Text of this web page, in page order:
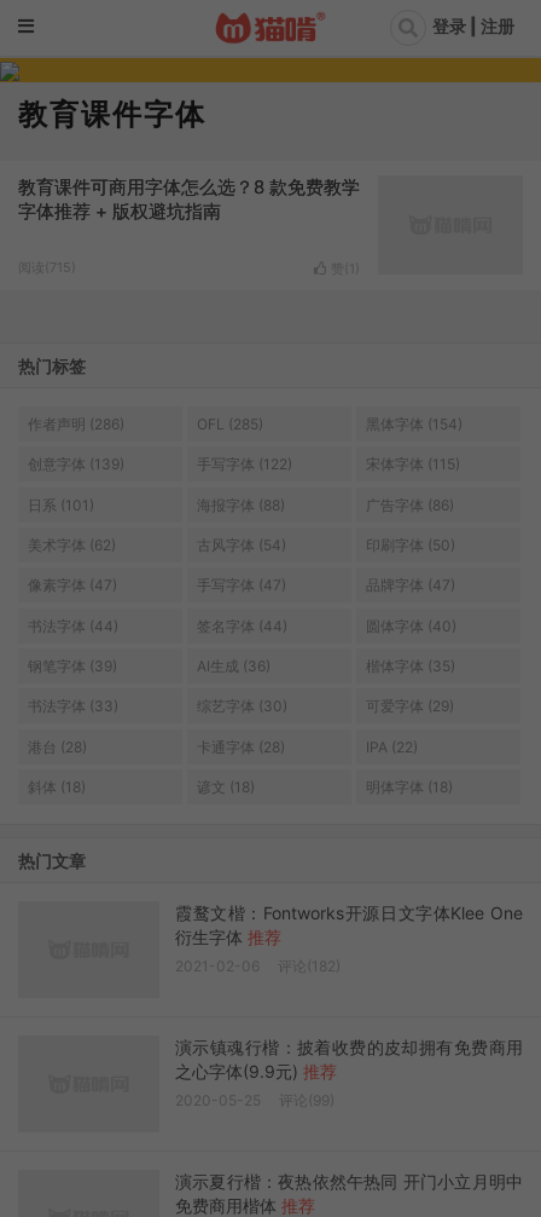
登录 | 注册
教育课件字体
教育课件可商用字体怎么选？8 款免费教学
字体推荐 + 版权避坑指南
阅读(715) 1
热门标签
作者声明 (286) OFL (285) 黑体字体 (154)
创意字体 (139) 手写字体 (122) 宋体字体 (115)
日系 (101) 海报字体 (88) 广告字体 (86)
美术字体 (62) 古风字体 (54) 印刷字体 (50)
像素字体 (47) 手写字体 (47) 品牌字体 (47)
书法字体 (44) 签名字体 (44) 圆体字体 (40)
钢笔字体 (39) AI生成 (36) 楷体字体 (35)
书法字体 (33) 综艺字体 (30) 可爱字体 (29)
港台 (28) 卡通字体 (28) IPA (22)
斜体 (18) 谚文 (18) 明体字体 (18)
热门文章
霞鹜文楷：Fontworks开源日文字体Klee One
衍生字体 推荐
2021-02-06 评论(182)
演示镇魂行楷：披着收费的皮却拥有免费商用
之心字体(9.9元) 推荐
2020-05-25 评论(99)
演示夏行楷：夜热依然午热同 开门小立月明中
免费商用楷体 推荐